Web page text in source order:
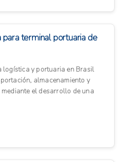
terminal portuaria de
logística y portuaria en Brasil
almacenamiento y
el desarrollo de una